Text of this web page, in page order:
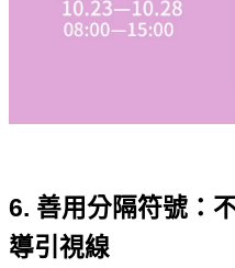
6. 善用分隔符號：
導引視線